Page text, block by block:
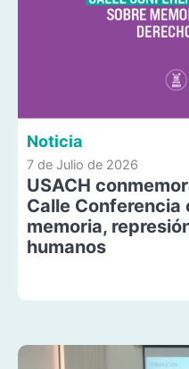
Noticia
7 de Julio de 2026
USACH
Calle Conferencia
memoria,
humanos